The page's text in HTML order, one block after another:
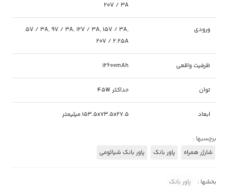
20V / 3A
ورودی
5V / 3A, 9V / 3A, 12V / 3A, 15V / 3A,
20V / 2.25A
ظرفیت واقعی 12600mAh
توان حداکثر 45W
ابعاد 153.5x73.5x27.5 میلیمتر
برچسبها :
شارژر همراه
پاور بانک پاور بانک شیائومی
بخشها : پاور بانک